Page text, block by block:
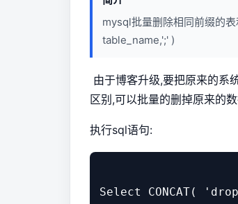
mysql批量删除相同前缀的
table_name,';' )
由于博客升级,要把原来的系
区别,可以批量的删掉原来的
执行sql语句:
Select CONCAT(